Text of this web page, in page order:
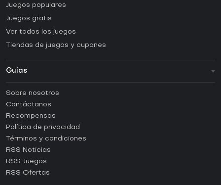
Juegos populares
Juegos gratis
Ver todos los juegos
Tiendas de juegos y cupones
Guías
Guías y tutoriales
¿Cómo activar una CD Key de Steam?
¿Cómo activar una CD Key de Epic Games?
¿Cómo activar una CD Key de GOG?
¿Cómo activar una CD Key de Ubisoft Connect?
Sobre nosotros
Contáctanos
Recompensas
Política de privacidad
Términos y condiciones
RSS Noticias
RSS Juegos
RSS Ofertas